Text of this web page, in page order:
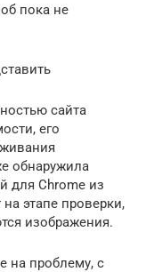
пока не
сайта
его
обнаружила
для Chrome из
этапе проверки,
изображения.
на проблему, с